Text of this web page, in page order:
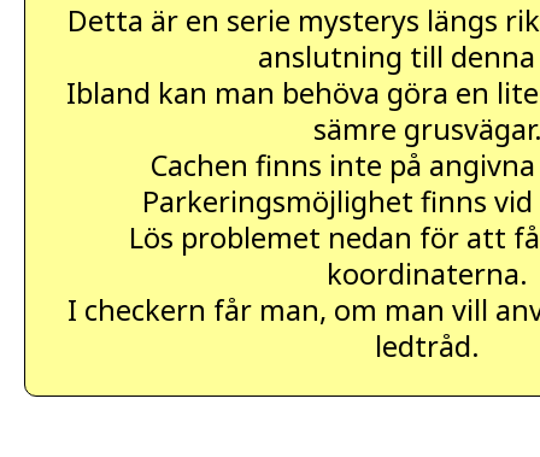
Detta är en serie mysterys längs
anslutning till denna
Ibland kan man behöva göra en
sämre
Cachen finns inte på
Parkeringsmöjlighet finns
Lös problemet nedan för att
koordinaterna.
I checkern får man, om man vill
ledtråd.